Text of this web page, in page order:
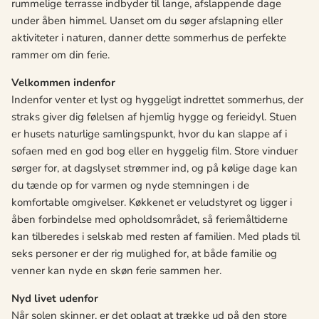
rummelige terrasse indbyder til lange, afslappende dage
under åben himmel. Uanset om du søger afslapning eller
aktiviteter i naturen, danner dette sommerhus de perfekte
rammer om din ferie.
Velkommen indenfor
Indenfor venter et lyst og hyggeligt indrettet sommerhus, der
straks giver dig følelsen af hjemlig hygge og ferieidyl. Stuen
er husets naturlige samlingspunkt, hvor du kan slappe af i
sofaen med en god bog eller en hyggelig film. Store vinduer
sørger for, at dagslyset strømmer ind, og på kølige dage kan
du tænde op for varmen og nyde stemningen i de
komfortable omgivelser. Køkkenet er veludstyret og ligger i
åben forbindelse med opholdsområdet, så feriemåltiderne
kan tilberedes i selskab med resten af familien. Med plads til
seks personer er der rig mulighed for, at både familie og
venner kan nyde en skøn ferie sammen her.
Nyd livet udenfor
Når solen skinner, er det oplagt at trække ud på den store